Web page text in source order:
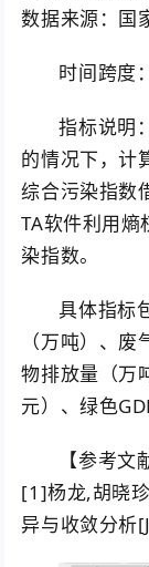
数据来源：国
时间跨度
指标说明
的情况下，计
综合污染指数
TA软件利用熵
染指数。
具体指标
（万吨）、
物排放量（万
元）、绿色
【参考文
[1]杨龙,胡晓
异与收敛分析